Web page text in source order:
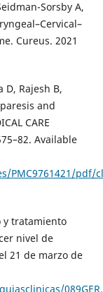
Sorsby A,
Cureus. 2021
D, Rajesh B,
and
CARE
Available
PMC9761421/pdf/
y tratamiento
nivel de
21 de marzo de